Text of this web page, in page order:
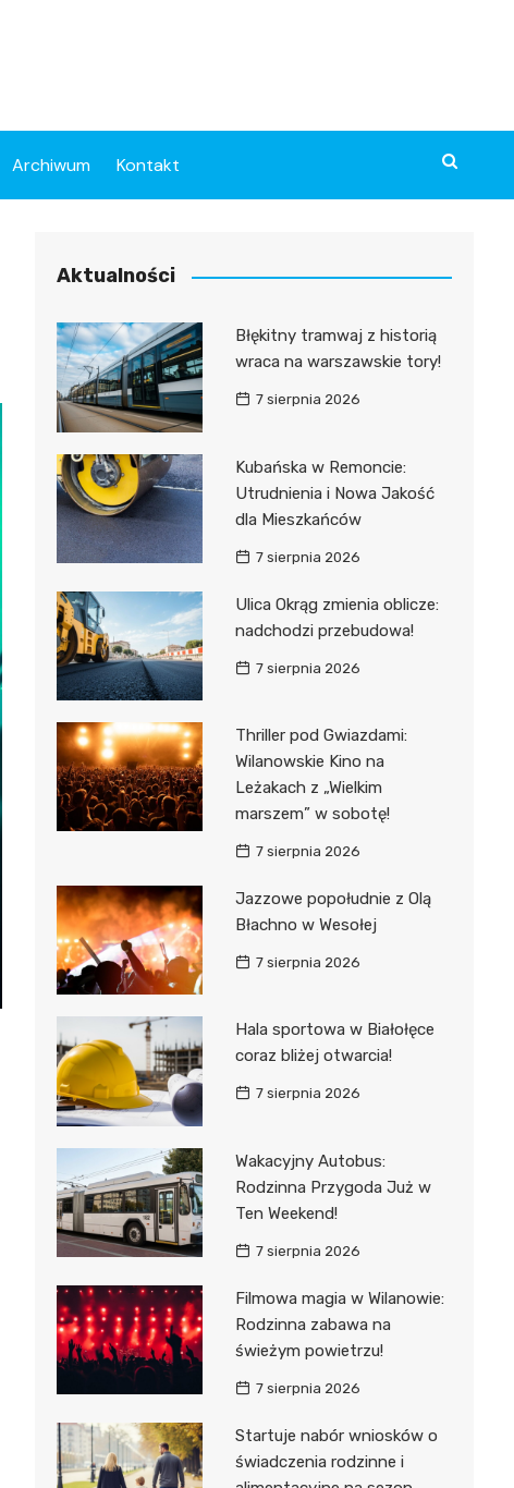
Archiwum Kontakt
Aktualności
Błękitny tramwaj z historią
wraca na warszawskie tory!
7 sierpnia 2026
Kubańska w Remoncie:
Utrudnienia i Nowa Jakość
dla Mieszkańców
7 sierpnia 2026
Ulica Okrąg zmienia oblicze:
nadchodzi przebudowa!
7 sierpnia 2026
Thriller pod Gwiazdami:
Wilanowskie Kino na
Leżakach z „Wielkim
marszem” w sobotę!
7 sierpnia 2026
Jazzowe popołudnie z Olą
Błachno w Wesołej
7 sierpnia 2026
Hala sportowa w Białołęce
coraz bliżej otwarcia!
7 sierpnia 2026
Wakacyjny Autobus:
Rodzinna Przygoda Już w
Ten Weekend!
7 sierpnia 2026
Filmowa magia w Wilanowie:
Rodzinna zabawa na
świeżym powietrzu!
7 sierpnia 2026
Startuje nabór wniosków o
świadczenia rodzinne i